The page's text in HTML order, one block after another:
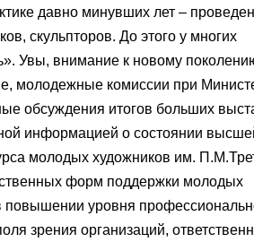
давно минувших лет –
скульпторов. До этого у многих
Увы, внимание к новому
молодежные комиссии при
обсуждения итогов больших
информацией о состоянии
молодых художников им.
форм поддержки молодых
повышении уровня
зрения организаций,